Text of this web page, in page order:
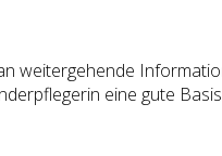
weitergehende
eine gute